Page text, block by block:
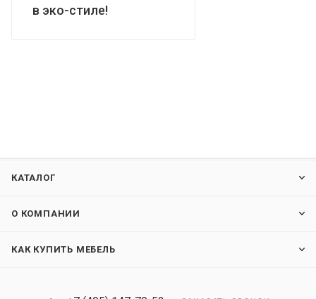
в эко-стиле!
КАТАЛОГ
О КОМПАНИИ
КАК КУПИТЬ МЕБЕЛЬ